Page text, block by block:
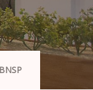
BNSP